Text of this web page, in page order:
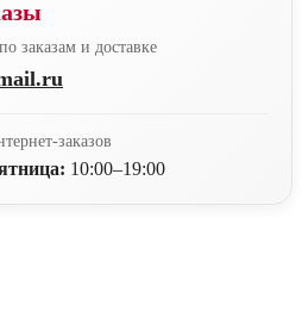
заказам и доставке
заказов
10:00–19:00